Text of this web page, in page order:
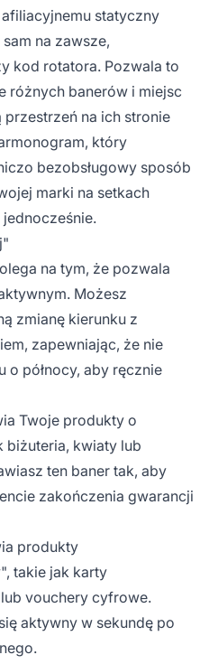
statyczny
na zawsze,
kod rotatora. Pozwala to
różnych banerów i miejsc
na ich stronie
który
bezobsługowy sposób
marki na setkach
na tym, że pozwala
Możesz
zmianę kierunku z
zapewniając, że nie
o północy, aby ręcznie
Twoje produkty o
biżuteria, kwiaty lub
ten baner tak, aby
zakończenia gwarancji
produkty
takie jak karty
vouchery cyfrowe.
aktywny w sekundę po